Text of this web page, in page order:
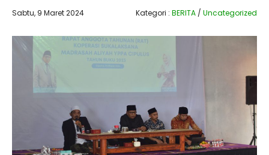
Sabtu, 9 Maret 2024 Kategori : BERITA / Uncategorized